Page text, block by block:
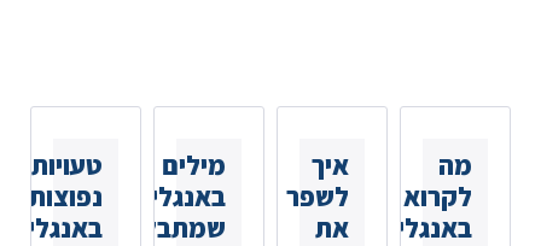
מה
לקרוא
באנגלית
איך
לשפר
את
מילים
באנגלית
שמתבלבלים
טעויות
נפוצות
באנגלית